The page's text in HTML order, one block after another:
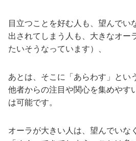
目立つことを好む人も、望んでい
出されてしまう人も、大きなオー
たいそうなっています）、
あとは、そこに「あらわす」とい
他者からの注目や関心を集めやす
は可能です。
オーラが大きい人は、望んでいな